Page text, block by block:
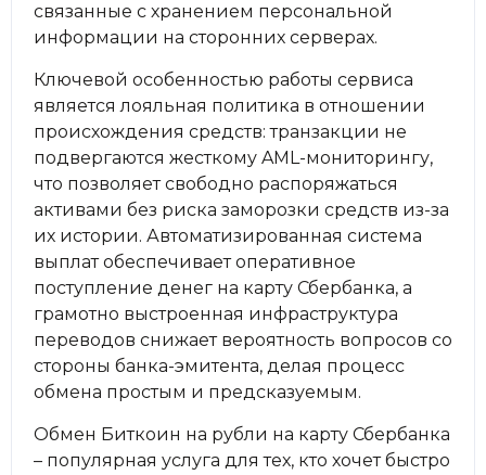
связанные с хранением персональной
информации на сторонних серверах.
Ключевой особенностью работы сервиса
является лояльная политика в отношении
происхождения средств: транзакции не
подвергаются жесткому AML-мониторингу,
что позволяет свободно распоряжаться
активами без риска заморозки средств из-за
их истории. Автоматизированная система
выплат обеспечивает оперативное
поступление денег на карту Сбербанка, а
грамотно выстроенная инфраструктура
переводов снижает вероятность вопросов со
стороны банка-эмитента, делая процесс
обмена простым и предсказуемым.
Обмен Биткоин на рубли на карту Сбербанка
– популярная услуга для тех, кто хочет быстро